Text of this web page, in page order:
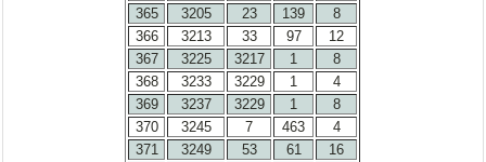
365
3205 23 139
8
366
3213 33 97
12
367
3225 3217 1
8
368
3233 3229 1
4
369
3237 3229 1
8
370
3245 7 463
4
371
3249 53 61
16